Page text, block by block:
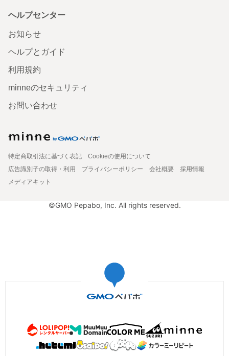
ヘルプセンター
お知らせ
ヘルプとガイド
利用規約
minneのセキュリティ
お問い合わせ
特定商取引法に基づく表記
Cookieの使用について
広告識別子の取得・利用
プライバシーポリシー 会社概要
採用情報
メディアキット
©GMO Pepabo, Inc. All rights reserved.